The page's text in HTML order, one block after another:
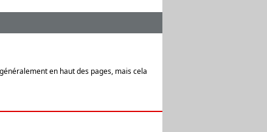
en haut des pages, mais cela